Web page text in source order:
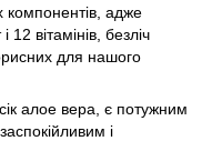
компонентів, адже
12 вітамінів, безліч
для нашого
алое вера, є потужним
і